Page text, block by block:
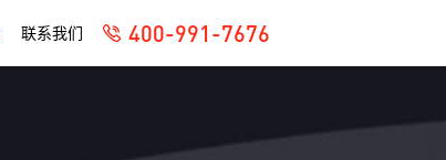
联系我们 400-991-7676